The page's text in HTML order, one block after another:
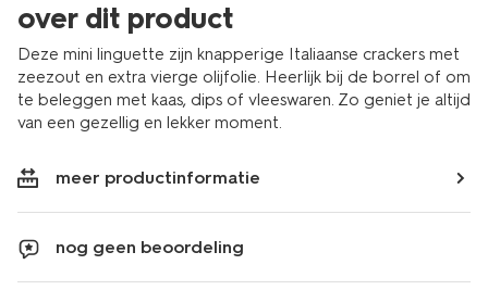
over dit product
Deze mini linguette zijn knapperige Italiaanse crackers met
zeezout en extra vierge olijfolie. Heerlijk bij de borrel of om
te beleggen met kaas, dips of vleeswaren. Zo geniet je altijd
van een gezellig en lekker moment.
meer productinformatie
nog geen beoordeling